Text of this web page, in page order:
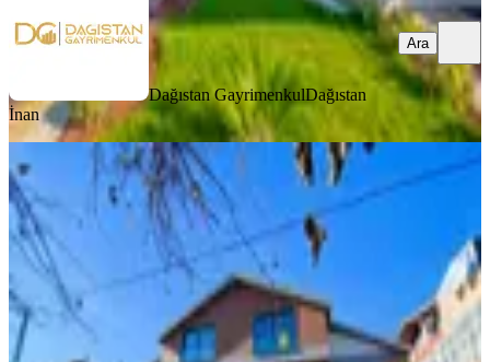
Dağıstan GayrimenkulDağıstan
İnan
Ara
Fiyatı Düşürdük Araptepe Mevkii
Satılık Full Lebiderya Villa
Silivri, Selimpaşa Mahallesi
7+2· 463 m²·01.08.2026
19.900.000 ₺